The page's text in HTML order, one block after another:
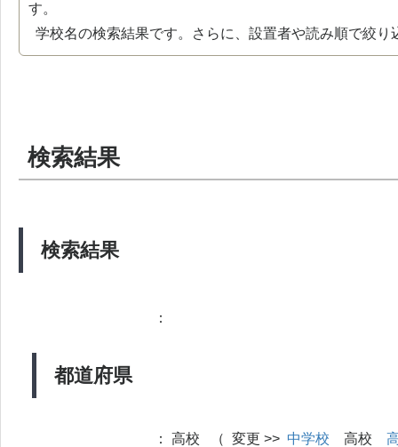
す。
学校名の検索結果です。さらに、設置者や読み順で絞り
検索結果
検索結果
都道府県
：
： 高校 （ 変更 >> 中学校 高校